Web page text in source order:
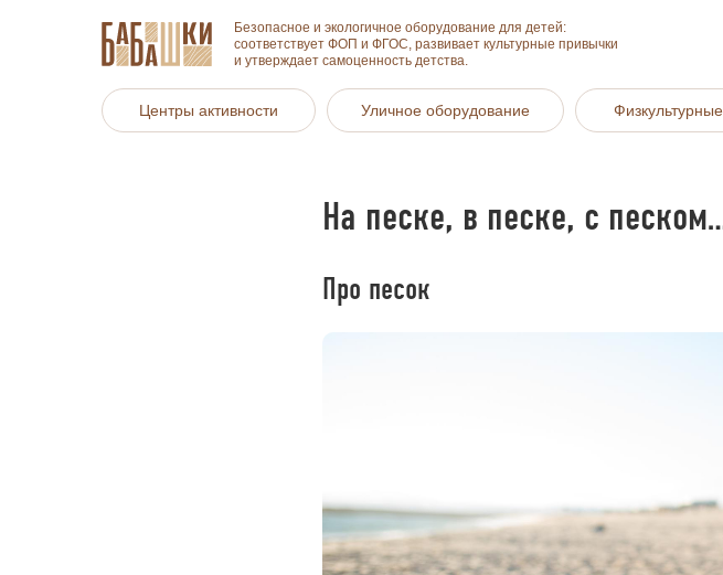
Центры активности Уличное оборудование
Безопасное и экологичное оборудование для детей:
соответствует ФОП и ФГОС, развивает культурные привычки
и утверждает самоценность детства.
На песке, в песке, с
Про песок